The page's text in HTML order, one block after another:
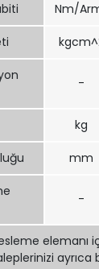
Nm/
-
kg
mm
-
elemanı
ayrıca